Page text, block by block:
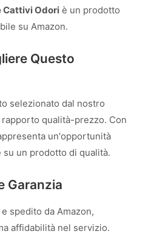
Cattivi Odori è un prodotto
su Amazon.
Questo
selezionato dal nostro
qualità-prezzo. Con
un'opportunità
un prodotto di qualità.
Garanzia
spedito da Amazon,
affidabilità nel servizio.